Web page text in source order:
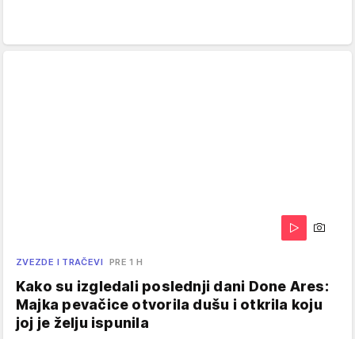
ZVEZDE I TRAČEVI PRE 1 H
Kako su izgledali poslednji dani Done Ares:
Majka pevačice otvorila dušu i otkrila koju
joj je želju ispunila